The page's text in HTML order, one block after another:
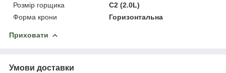
Розмір горщика
C2 (2.0L)
Форма крони
Горизонтальна
Приховати
Умови доставки